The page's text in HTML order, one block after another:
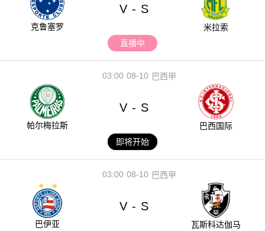
克鲁塞罗
V - S
米拉索
直播中
08-10
03:00 巴西甲
帕尔梅拉斯
V - S
巴西国际
即将开始
08-10
03:00 巴西甲
巴伊亚
V - S
瓦斯科达伽马